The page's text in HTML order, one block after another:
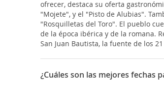
ofrecer, destaca su oferta
"Mojete", y el "Pisto de Alubias".
"Rosquilletas del Toro". El pueblo
de la época ibérica y de la romana.
San Juan Bautista, la fuente de los
¿Cuáles son las mejores fechas